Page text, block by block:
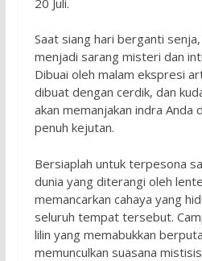
Saat siang hari berganti
menjadi sarang misteri dan
Dibuai oleh malam ekspresi
dibuat dengan cerdik, dan
akan memanjakan indra Anda
penuh kejutan.
Bersiaplah untuk terpesona
dunia yang diterangi oleh
memancarkan cahaya yang
seluruh tempat tersebut.
lilin yang memabukkan
memunculkan suasana